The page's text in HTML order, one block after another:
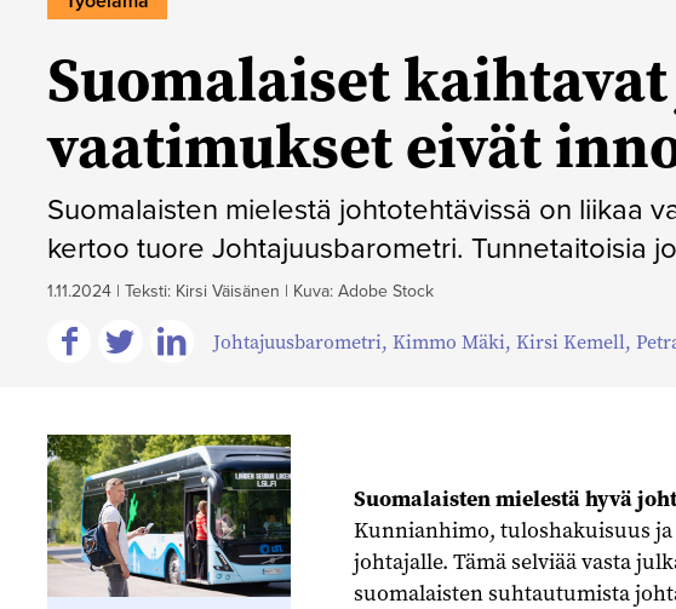
Suomalaiset
vaatimukset eivät
Suomalaisten mielestä johtotehtävissä on liikaa
kertoo tuore Johtajuusbarometri. Tunnetaitoisia
1.11.2024 | Teksti: Kirsi Väisänen | Kuva: Adobe Stock
Facebookissa
Twitterissä
Linkedinissä
Johtajuusbarometri, Kimmo Mäki, Kirsi Kemell,
Suomalaisten mielestä hyvä
Kunnianhimo, tuloshakuisuus
johtajalle. Tämä selviää vasta
suomalaisten suhtautumista